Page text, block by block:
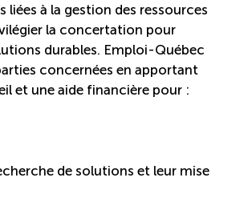
et formations
liées à la gestion des ressources
la concertation pour
durables. Emploi-Québec
concernées en apportant
et une aide financière pour :
de solutions et leur mise